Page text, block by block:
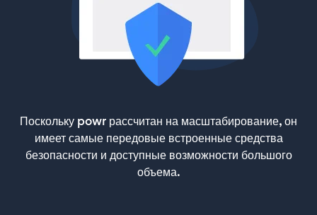
Поскольку powr рассчитан на масштабирование, он
имеет самые передовые встроенные средства
безопасности и доступные возможности большого
объема.